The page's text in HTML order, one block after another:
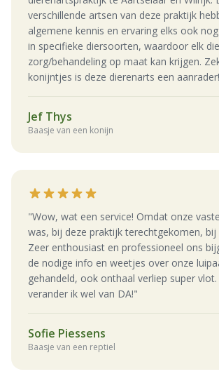
verschillende artsen van deze praktijk
algemene kennis en ervaring elks ook
in specifieke diersoorten, waardoor elk
zorg/behandeling op maat kan krijgen.
konijntjes is deze dierenarts een
Jef Thys
Baasje van een konijn
"Wow, wat een service! Omdat onze
was, bij deze praktijk terechtgekomen, bij
Zeer enthousiast en professioneel ons
de nodige info en weetjes over onze
gehandeld, ook onthaal verliep super
verander ik wel van DA!"
Sofie Piessens
Baasje van een reptiel